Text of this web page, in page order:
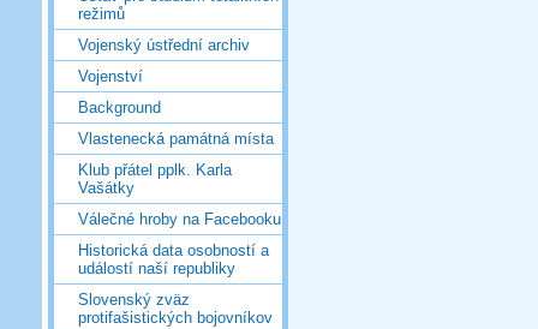
režimů
Vojenský ústřední archiv
Vojenství
Background
Vlastenecká památná místa
Klub přátel pplk. Karla
Vašátky
Válečné hroby na Facebooku
Historická data osobností a
událostí naší republiky
Slovenský zväz
protifašistických bojovníkov